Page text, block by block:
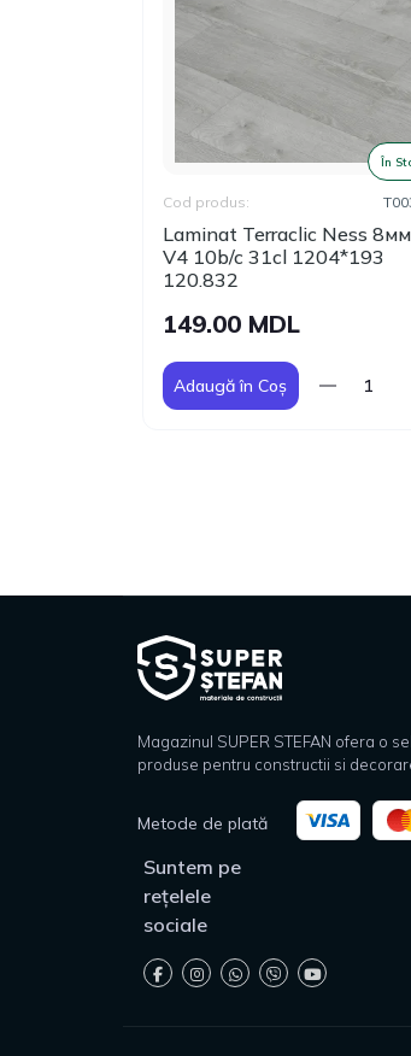
În
Laminat Terraclic Ness 8мм
V4 10b/c 31cl 1204*193
120.832
Cod produs:
149.00 MDL
Adaugă în Coș
Magazinul SUPER STEFAN ofera o
produse pentru constructii si
Metode de plată
Suntem pe
rețelele
sociale